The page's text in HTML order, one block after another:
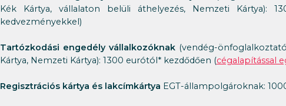
Kék Kártya, vállalaton belüli áthelyezés, Nemzeti Kártya):
kedvezményekkel)
Tartózkodási engedély vállalkozóknak(vendég-
Kártya, Nemzeti Kártya): 1300 eurótól* kezdődően (cégalapítással
Regisztrációs kártya és lakcímkártya EGT-állampolgároknak: